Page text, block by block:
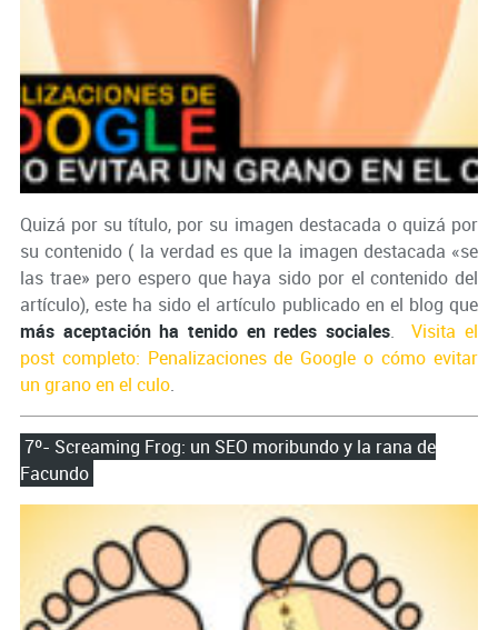
Quizá por su título, por su imagen destacada o quizá por
su contenido ( la verdad es que la imagen destacada «se
las trae» pero espero que haya sido por el contenido del
artículo), este ha sido el artículo publicado en el blog que
más aceptación ha tenido en redes sociales. Visita el
post completo: Penalizaciones de Google o cómo evitar
un grano en el culo.
7º- Screaming Frog: un SEO moribundo y la rana de
Facundo